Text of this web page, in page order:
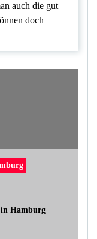
auch die gut
doch
in Hamburg